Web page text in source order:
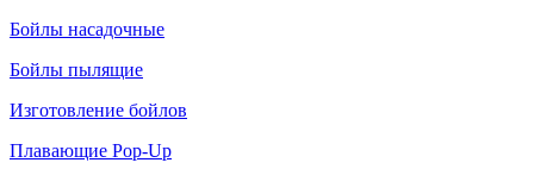
Бойлы насадочные
Бойлы пылящие
Изготовление бойлов
Плавающие Pop-Up